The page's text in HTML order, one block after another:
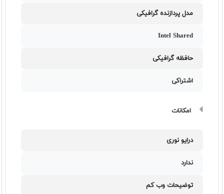
مدل پردازنده گرافیکی
Intel Shared
حافظه گرافیکی
اشتراکی
امکانات
درایو نوری
ندارد
توضیحات وب کم